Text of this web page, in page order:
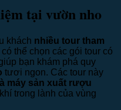
tại vườn nho
khách nhiều tour tham
thể chọn các gói tour có
bạn khám phá quy
tươi ngon. Các tour này
máy sản xuất rượu
trong lành của vùng